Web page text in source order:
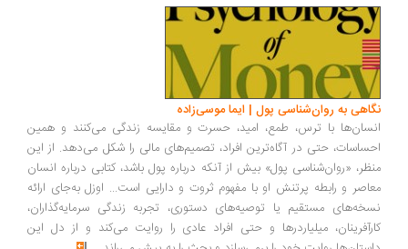
به روان‌شناسی پول | ایما موسی‌زاده
با ترس، طمع، امید، حسرت و مقایسه زندگی می‌کنند و همین
حتی در آگاه‌ترین افراد، تصمیم‌های مالی را شکل می‌دهد. از این
«روان‌شناسی پول» بیش از آنکه درباره پول باشد، کتابی درباره انسان
و رابطه پرتنش او با مفهوم ثروت و دارایی است... اوزل به‌جای ارائه
مستقیم یا توصیه‌های دستوری، تجربه زندگی سرمایه‌گذاران،
میلیاردرها و حتی افراد عادی را روایت می‌کند و از دل این